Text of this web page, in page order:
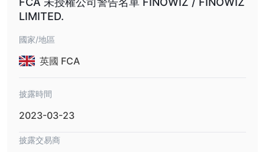
FINOWIZ是否合法？
頒發的受監管的加密許可證（許可證號碼31000251040869）。此
外，正如他們的網站所示，它為所有帳戶類型提供負債保護。因此，
市場工具
FINOWIZ提供五個資產類別：
項，如股票、期權、ETF等。
LIMITED.
國家/地區
英國 FCA
披露時間
2023-03-23
披露交易商